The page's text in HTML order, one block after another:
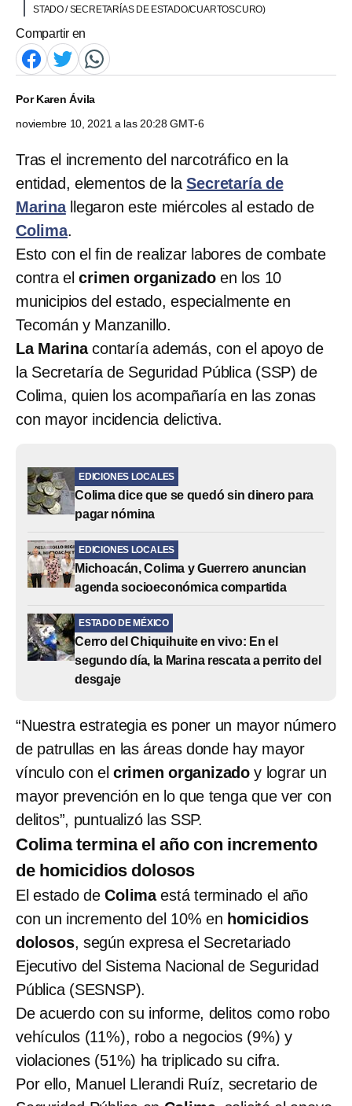
STADO / SECRETARÍAS DE ESTADO/CUARTOSCURO)
Compartir en
PorKaren Ávila
noviembre 10, 2021 a las 20:28 GMT-6
Tras el incremento del narcotráfico en la
entidad, elementos de laSecretaría de
Marina llegaron este miércoles al estado de
Colima.
Esto con el fin de realizar labores de combate
contra el crimen organizadoen los 10
municipios del estado, especialmente en
Tecomán y Manzanillo.
La Marinacontaría además, con el apoyo de
la Secretaría de Seguridad Pública (SSP) de
Colima, quien los acompañaría en las zonas
con mayor incidencia delictiva.
EDICIONES LOCALES
Colima dice que se quedó sin dinero para
pagar nómina
EDICIONES LOCALES
Michoacán, Colima y Guerrero anuncian
agenda socioeconómica compartida
ESTADO DE MÉXICO
Cerro del Chiquihuite en vivo: En el
segundo día, la Marina rescata a perrito del
desgaje
“Nuestra estrategia es poner un mayor número
de patrullas en las áreas donde hay mayor
vínculo con el crimen organizadoy lograr un
mayor prevención en lo que tenga que ver con
delitos”, puntualizó las SSP.
Colima termina el año con incremento
de homicidios dolosos
El estado deColimaestá terminado el año
con un incremento del 10% en homicidios
dolosos, según expresa el Secretariado
Ejecutivo del Sistema Nacional de Seguridad
Pública (SESNSP).
De acuerdo con su informe, delitos como robo
vehículos (11%), robo a negocios (9%) y
violaciones (51%) ha triplicado su cifra.
Por ello, Manuel Llerandi Ruíz, secretario de